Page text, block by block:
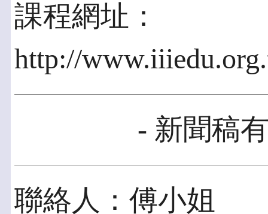
課程網址：
http://
- 新聞稿
聯絡人：傅小姐